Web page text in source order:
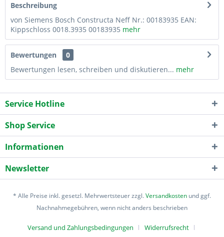
Beschreibung
von Siemens Bosch Constructa Neff Nr.: 00183935 EAN:
Kippschloss 0018.3935 00183935 mehr
Bewertungen
0
Bewertungen lesen, schreiben und diskutieren... mehr
Service Hotline
Shop Service
Informationen
Newsletter
* Alle Preise inkl. gesetzl. Mehrwertsteuer zzgl.Versandkosten und ggf.
Nachnahmegebühren, wenn nicht anders beschrieben
Versand und Zahlungsbedingungen Widerrufsrecht